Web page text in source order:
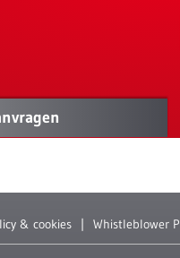
& cookies Whistleblower